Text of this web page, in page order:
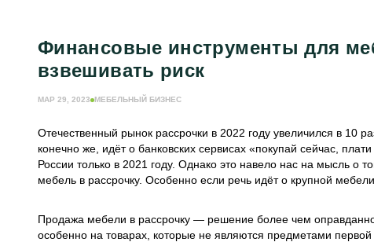
Финансовые инструменты для
взвешивать риск
МАР 29, 2023 МЕБЕЛЬНЫЙ БИЗНЕС
Отечественный рынок рассрочки в 2022 году увеличился в 10
конечно же, идёт о банковских сервисах «покупай сейчас,
России только в 2021 году. Однако это навело нас на мысль о
мебель в рассрочку. Особенно если речь идёт о крупной
Продажа мебели в рассрочку — решение более чем
особенно на товарах, которые не являются предметами